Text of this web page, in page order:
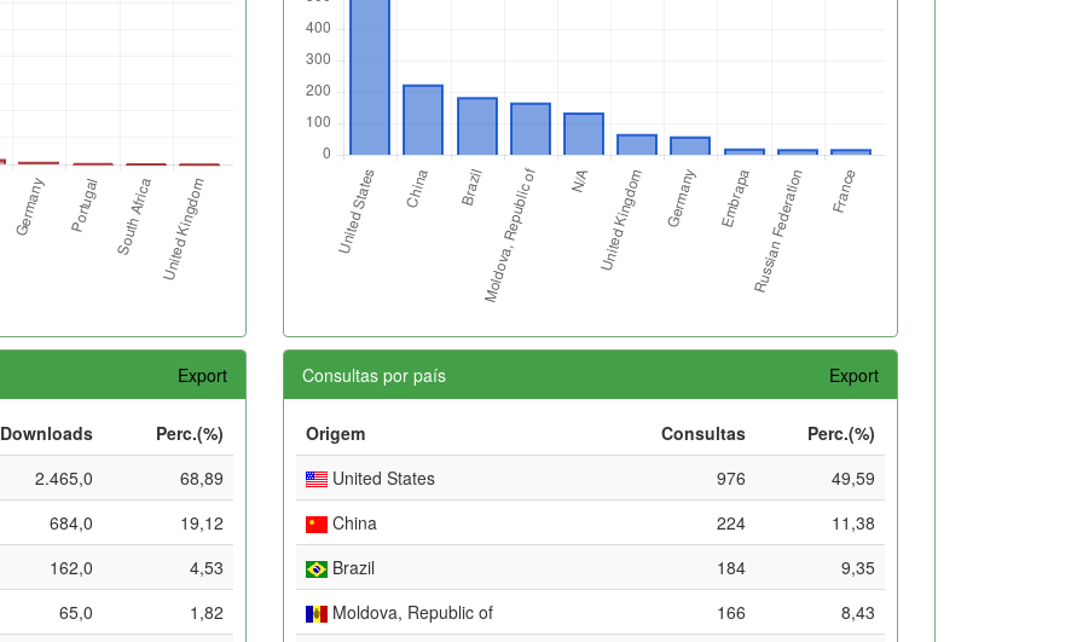
Export
Downloads
Perc.(%)
2.465,0
68,89
684,0
19,12
162,0
4,53
65,0
1,82
Consultas por país Export
Origem Consultas
Perc.(%)
United States
976
49,59
China
224
11,38
Brazil
184
9,35
Moldova, Republic of
166
8,43